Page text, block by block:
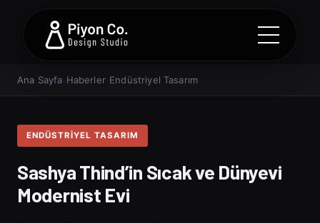
Ana Sayfa Haberler› Endüstriyel Tasarım
ENDÜSTRIYEL TASARIM
Sashya Thind’in Sıcak ve Dünyevi
Modernist Evi